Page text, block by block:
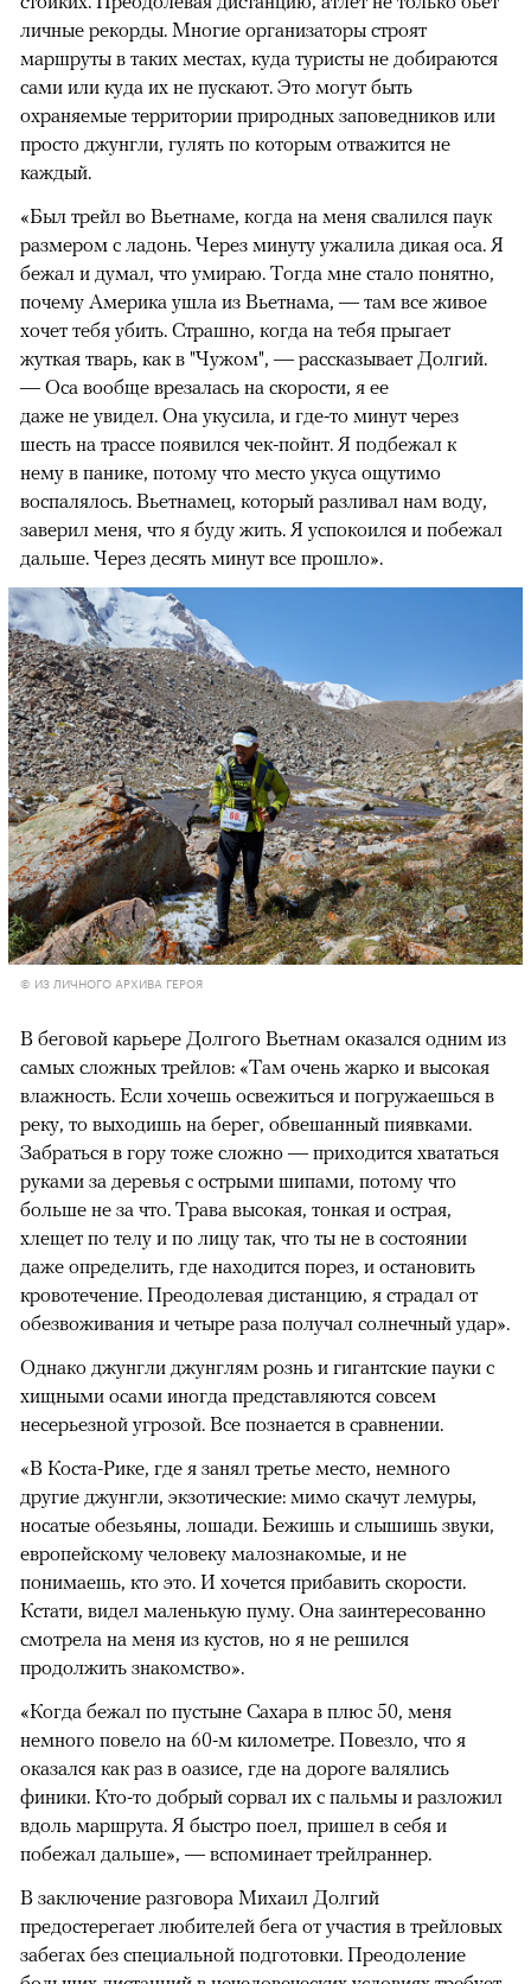
личные рекорды. Многие организаторы строят
маршруты в таких местах, куда туристы не добираются
сами или куда их не пускают. Это могут быть
охраняемые территории природных заповедников или
просто джунгли, гулять по которым отважится не
каждый.
«Был трейл во Вьетнаме, когда на меня свалился паук
размером с ладонь. Через минуту ужалила дикая оса. Я
бежал и думал, что умираю. Тогда мне стало понятно,
почему Америка ушла из Вьетнама, — там все живое
хочет тебя убить. Страшно, когда на тебя прыгает
жуткая тварь, как в "Чужом", — рассказывает Долгий.
— Оса вообще врезалась на скорости, я ее
даже не увидел. Она укусила, и где-то минут через
шесть на трассе появился чек-пойнт. Я подбежал к
нему в панике, потому что место укуса ощутимо
воспалялось. Вьетнамец, который разливал нам воду,
заверил меня, что я буду жить. Я успокоился и побежал
дальше. Через десять минут все прошло».
© ИЗ ЛИЧНОГО АРХИВА ГЕРОЯ
В беговой карьере Долгого Вьетнам оказался одним из
самых сложных трейлов: «Там очень жарко и высокая
влажность. Если хочешь освежиться и погружаешься в
реку, то выходишь на берег, обвешанный пиявками.
Забраться в гору тоже сложно — приходится хвататься
руками за деревья с острыми шипами, потому что
больше не за что. Трава высокая, тонкая и острая,
хлещет по телу и по лицу так, что ты не в состоянии
даже определить, где находится порез, и остановить
кровотечение. Преодолевая дистанцию, я страдал от
обезвоживания и четыре раза получал солнечный удар».
Однако джунгли джунглям рознь и гигантские пауки с
хищными осами иногда представляются совсем
несерьезной угрозой. Все познается в сравнении.
«В Коста-Рике, где я занял третье место, немного
другие джунгли, экзотические: мимо скачут лемуры,
носатые обезьяны, лошади. Бежишь и слышишь звуки,
европейскому человеку малознакомые, и не
понимаешь, кто это. И хочется прибавить скорости.
Кстати, видел маленькую пуму. Она заинтересованно
смотрела на меня из кустов, но я не решился
продолжить знакомство».
«Когда бежал по пустыне Сахара в плюс 50, меня
немного повело на 60-м километре. Повезло, что я
оказался как раз в оазисе, где на дороге валялись
финики. Кто-то добрый сорвал их с пальмы и разложил
вдоль маршрута. Я быстро поел, пришел в себя и
побежал дальше», — вспоминает трейлраннер.
В заключение разговора Михаил Долгий
предостерегает любителей бега от участия в трейловых
забегах без специальной подготовки. Преодоление